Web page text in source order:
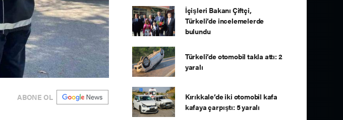
ABONE OL
İçişleri Bakanı Çiftçi,
Türkeli’de incelemelerde
bulundu
Türkeli’de otomobil takla attı: 2
yaralı
Kırıkkale’de iki otomobil kafa
kafaya çarpıştı: 5 yaralı